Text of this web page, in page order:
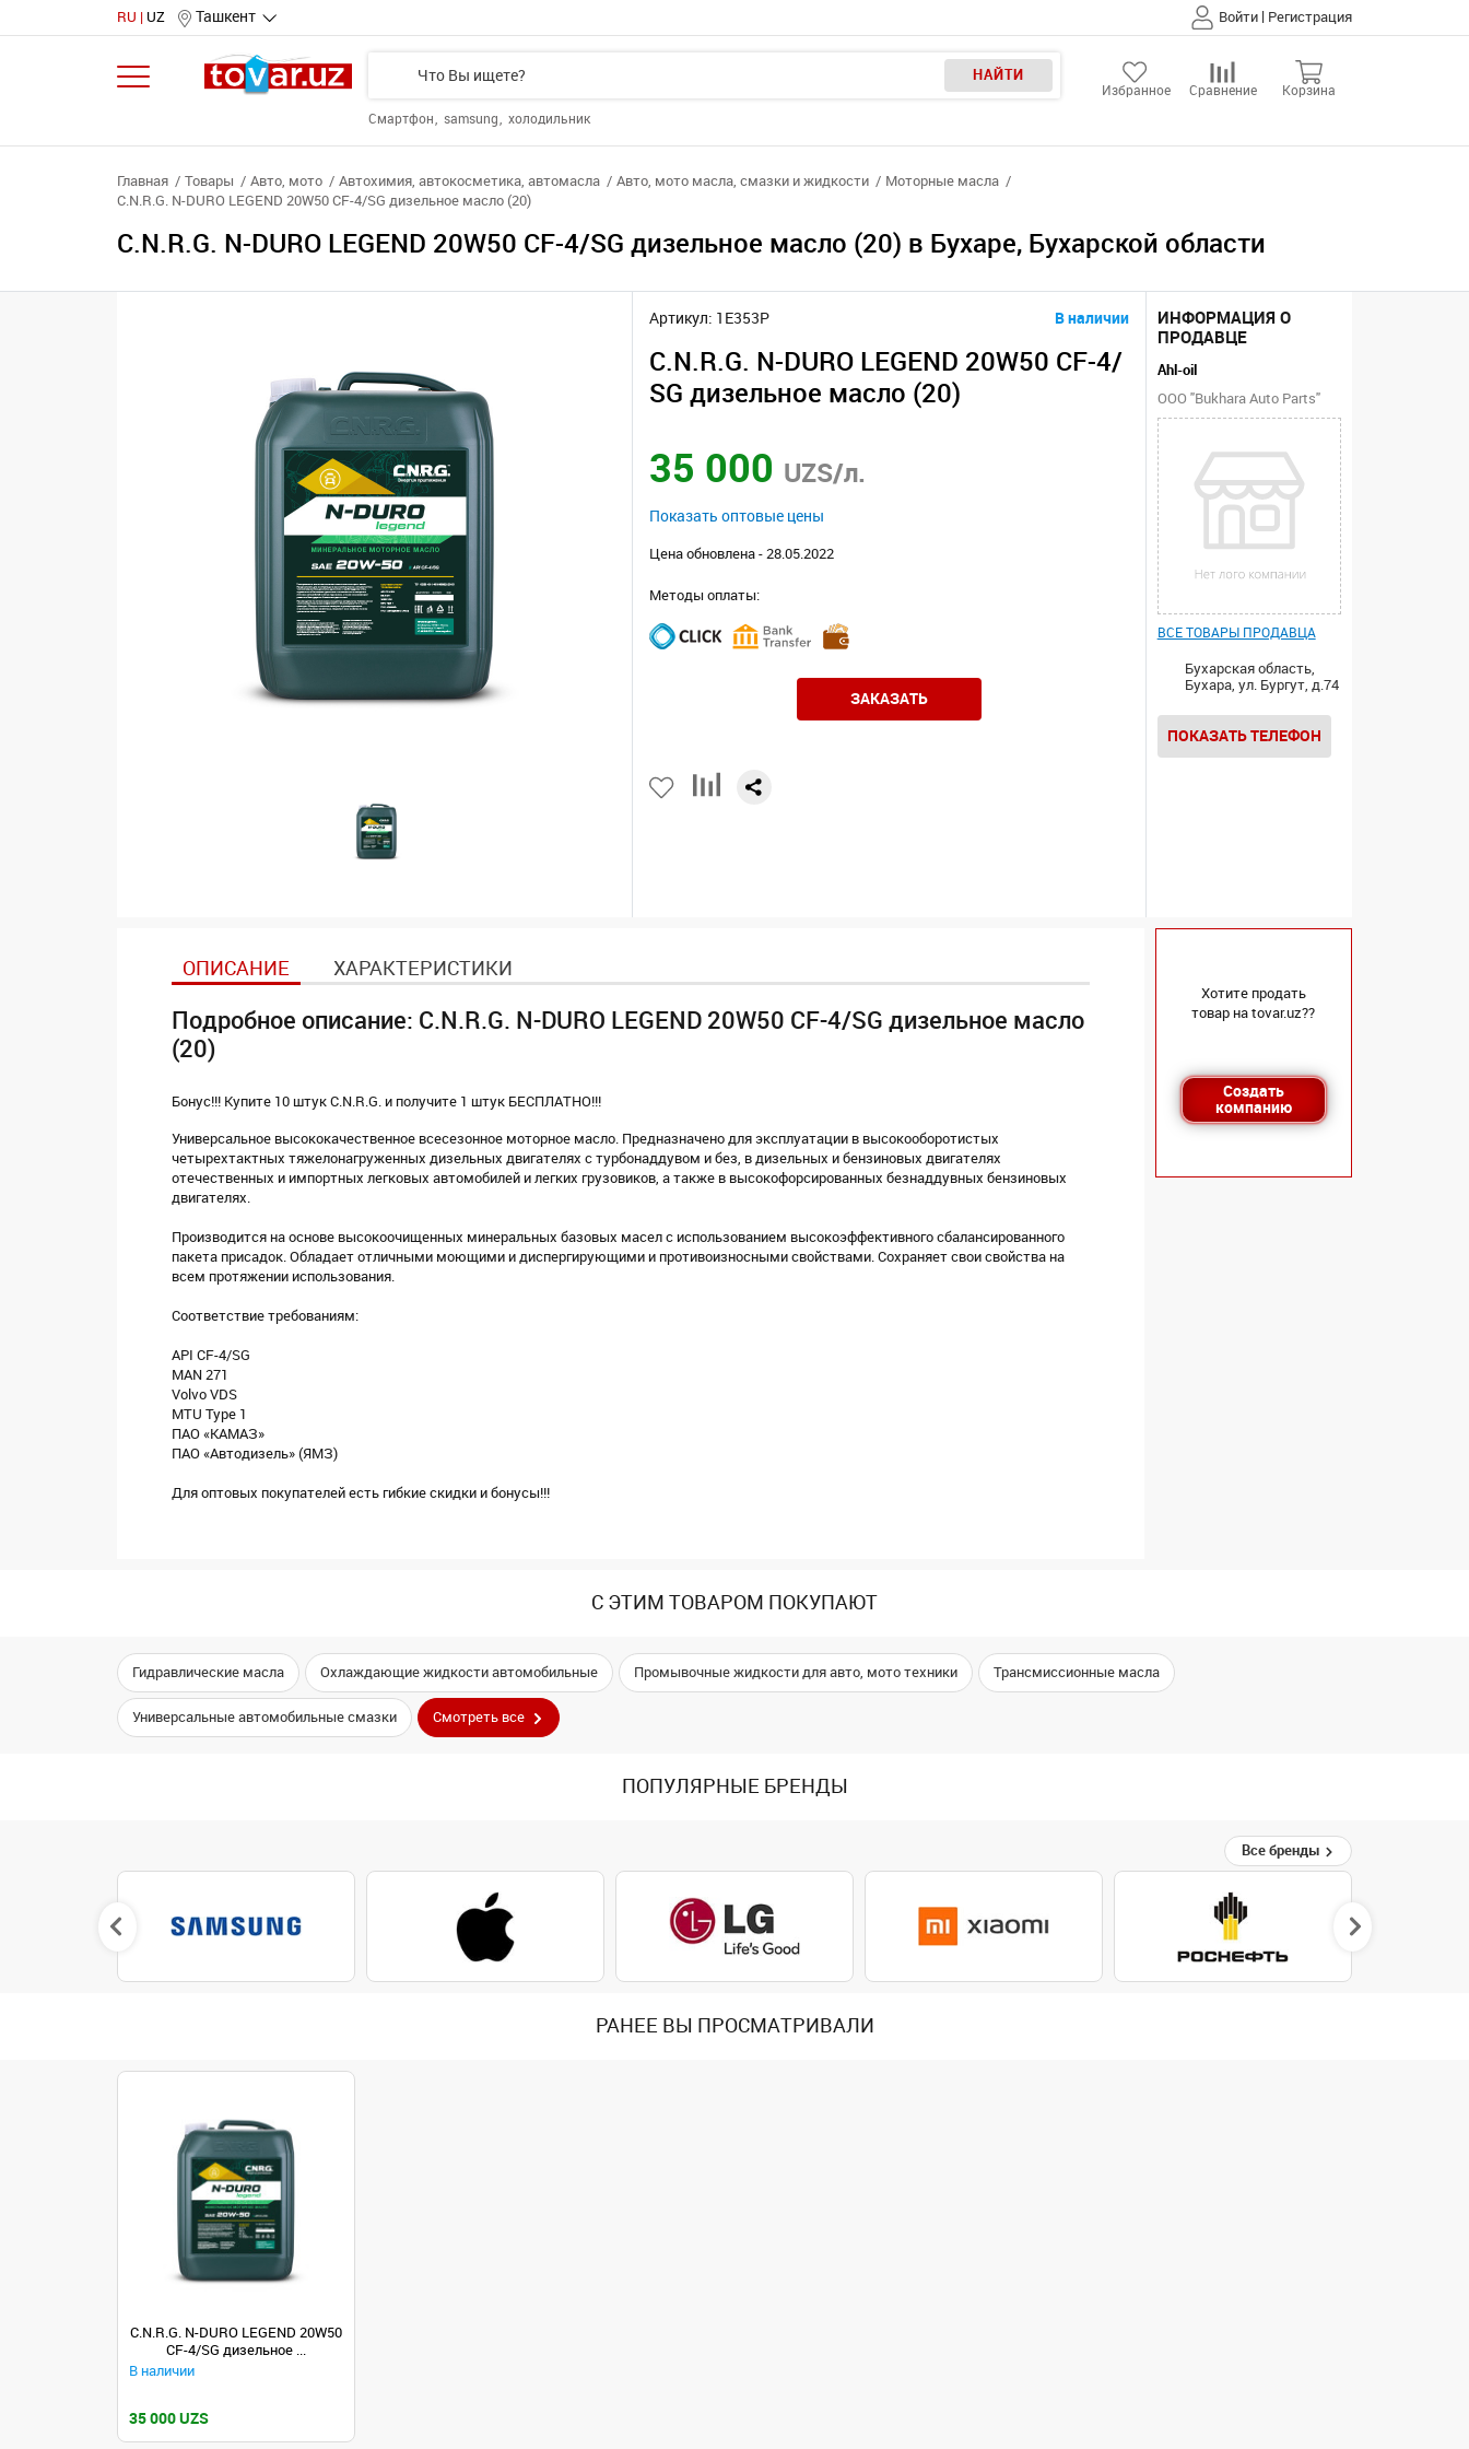
RU UZ Ташкент Войти | Регистрация
НАЙТИ
Смартфон samsung холодильник
Избранное Сравнение Корзина
Главная Товары Авто, мото Автохимия, автокосметика, автомасла Авто, мото масла, смазки и жидкости
Моторные масла
C.N.R.G. N-DURO LEGEND 20W50 CF-4/SG дизельное масло (20)
C.N.R.G. N-DURO LEGEND 20W50 CF-4/SG дизельное масло (20) в Бухаре, Бухарской области
Артикул: 1E353P В наличии
C.N.R.G. N-DURO LEGEND 20W50 CF-4/
SG дизельное масло (20)
35 000 UZS/л.
Показать оптовые цены
Цена обновлена - 28.05.2022
Методы оплаты:
ЗАКАЗАТЬ
ИНФОРМАЦИЯ О
ПРОДАВЦЕ
Ahl-oil
ООО "Bukhara Auto Parts"
ВСЕ ТОВАРЫ ПРОДАВЦА
Бухарская область,
Бухара, ул. Бургут, д.74
ПОКАЗАТЬ ТЕЛЕФОН
ОПИСАНИЕ ХАРАКТЕРИСТИКИ
Подробное описание: C.N.R.G. N-DURO LEGEND 20W50 CF-4/SG дизельное масло
(20)
Бонус!!! Купите 10 штук C.N.R.G. и получите 1 штук БЕСПЛАТНО!!!
Универсальное высококачественное всесезонное моторное масло. Предназначено для эксплуатации в высокооборотистых
четырехтактных тяжелонагруженных дизельных двигателях с турбонаддувом и без, в дизельных и бензиновых двигателях
отечественных и импортных легковых автомобилей и легких грузовиков, а также в высокофорсированных безнаддувных бензиновых
двигателях.
Производится на основе высокоочищенных минеральных базовых масел с использованием высокоэффективного сбалансированного
пакета присадок. Обладает отличными моющими и диспергирующими и противоизносными свойствами. Сохраняет свои свойства на
всем протяжении использования.
Соответствие требованиям:
API CF-4/SG
MAN 271
Volvo VDS
MTU Type 1
ПАО «КАМАЗ»
ПАО «Автодизель» (ЯМЗ)
Для оптовых покупателей есть гибкие скидки и бонусы!!!
Хотите продать
товар на tovar.uz??
Создать
компанию
С ЭТИМ ТОВАРОМ ПОКУПАЮТ
Гидравлические масла Охлаждающие жидкости автомобильные Промывочные жидкости для авто, мото техники Трансмиссионные масла
Универсальные автомобильные смазки Смотреть все
ПОПУЛЯРНЫЕ БРЕНДЫ
Все бренды
РАНЕЕ ВЫ ПРОСМАТРИВАЛИ
C.N.R.G. N-DURO LEGEND 20W50
CF-4/SG дизельное ...
В наличии
35 000 UZS